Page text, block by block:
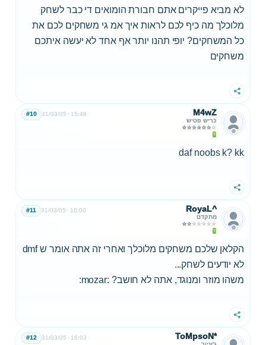
לא מביא פייקרים אתם חבורת הומואים די כבר לשחק
מלוכלך מה כיף לכם לראות איך אמ גי משחקים לכם את
כל המשחקים? יופי תהנו יותר אף אחד לא יעשה איתכם
משחקים
שתף
M4wZ
כריש פטיש
31/03/05 15:46
#10
daf noobs k? kk
שתף
RoyaL^
מתקדם
31/03/05 16:00
#11
הקלאן שלכם משחקים מלוכלך ואחרי זה אתה אומר ש dmf
לא יודעים לשחק...
משהו מוזר ומנוגד, אתה לא חושב? :mozar:
שתף
ToMpsoN*
31/03/05 16:03
#12